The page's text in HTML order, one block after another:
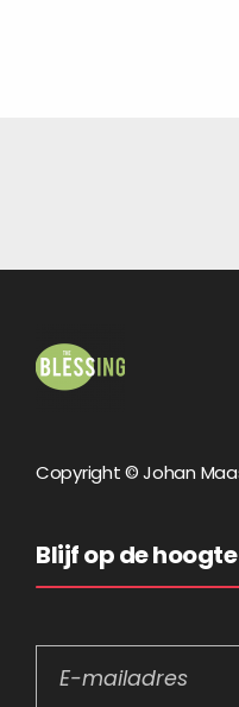
Copyright © Johan
Blijf op de hoogte